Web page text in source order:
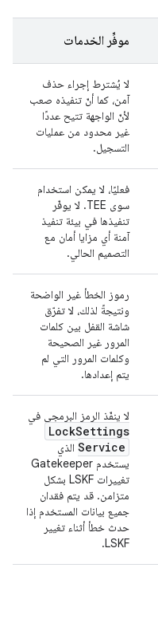
موفِّر الخدمات
لا يُشترط إجراء حذف
آمن، كما أنّ تنفيذه صعب
لأنّ الواجهة تتيح عددًا
غير محدود من عمليات
التسجيل.
فعليًا، لا يمكن استخدام
سوى TEE. لا يوفّر
تنفيذها في بيئة تنفيذ
آمنة أي مزايا أمان مع
التصميم الحالي.
رموز الخطأ غير الواضحة
ونتيجةً لذلك، لا تفرّق
شاشة القفل بين كلمات
المرور غير الصحيحة
وكلمات المرور التي لم
يتم إعدادها.
لا ينفّذ الرمز البرمجي في
LockSettings
Service الذي
يستخدم Gatekeeper
تغييرات LSKF بشكل
متزامن. قد يتم فقدان
جميع بيانات المستخدم إذا
حدث خطأ أثناء تغيير
LSKF.